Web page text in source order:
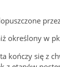
określony w
kończy się z